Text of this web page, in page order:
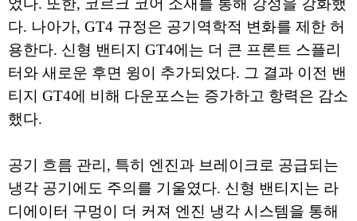
었다. 또한, 코르크 코어 소재를 통해 강성을 강화했
다. 나아가, GT4 규정은 공기역학적 변화를 제한 허
용한다. 신형 밴티지 GT4에는 더 큰 프론트 스플리
터와 새로운 후면 윙이 추가되었다. 그 결과 이전 밴
티지 GT4에 비해 다운포스는 증가하고 항력은 감소
했다.
공기 흐름 관리, 특히 엔진과 브레이크로 공급되는
냉각 공기에도 주의를 기울였다. 신형 밴티지는 라
디에이터 구멍이 더 커져 엔진 냉각 시스템을 통해